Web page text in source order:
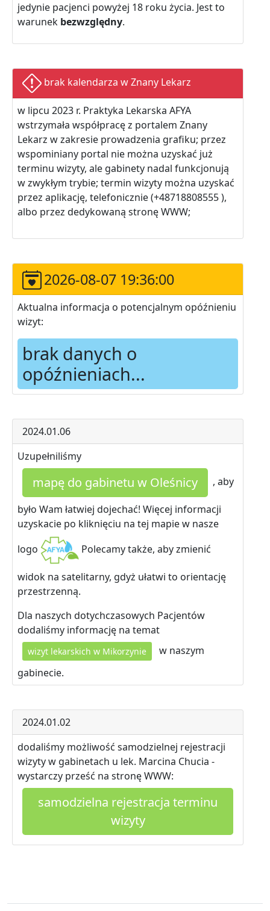
jedynie pacjenci powyżej 18 roku życia. Jest to
warunek bezwzględny.
brak kalendarza w Znany Lekarz
w lipcu 2023 r. Praktyka Lekarska AFYA
wstrzymała współpracę z portalem Znany
Lekarz w zakresie prowadzenia grafiku; przez
wspominiany portal nie można uzyskać już
terminu wizyty, ale gabinety nadal funkcjonują
w zwykłym trybie; termin wizyty można uzyskać
przez aplikację, telefonicznie (+48718808555 ),
albo przez dedykowaną stronę WWW;
2026-08-07 19:36:00
Aktualna informacja o potencjalnym opóźnieniu
wizyt:
brak danych o
opóźnieniach...
2024.01.06
Uzupełniliśmy
mapę do gabinetu w Oleśnicy , aby
było Wam łatwiej dojechać! Więcej informacji
uzyskacie po kliknięciu na tej mapie w nasze
logo
Polecamy także, aby zmienić
widok na satelitarny, gdyż ułatwi to orientację
przestrzenną.
Dla naszych dotychczasowych Pacjentów
dodaliśmy informację na temat
wizyt lekarskich w Mikorzynie
w naszym
gabinecie.
2024.01.02
dodaliśmy możliwość samodzielnej rejestracji
wizyty w gabinetach u lek. Marcina Chucia -
wystarczy prześć na stronę WWW:
samodzielna rejestracja terminu
wizyty